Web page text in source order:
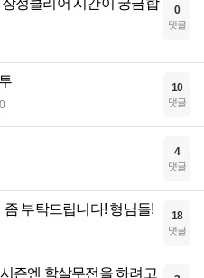
0
댓글
10
댓글
4
댓글
부탁드립니다! 형님들! 18
댓글
즌엔 학살무전을 하려고